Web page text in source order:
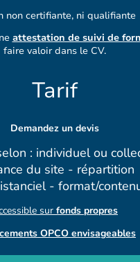
non certifiante, ni qualifiante
attestation de suivi de
faire valoir dans le CV.
Tarif
Demandez un devis
: individuel ou
du site - répartition
- format/
sur fonds propres
OPCO envisageables